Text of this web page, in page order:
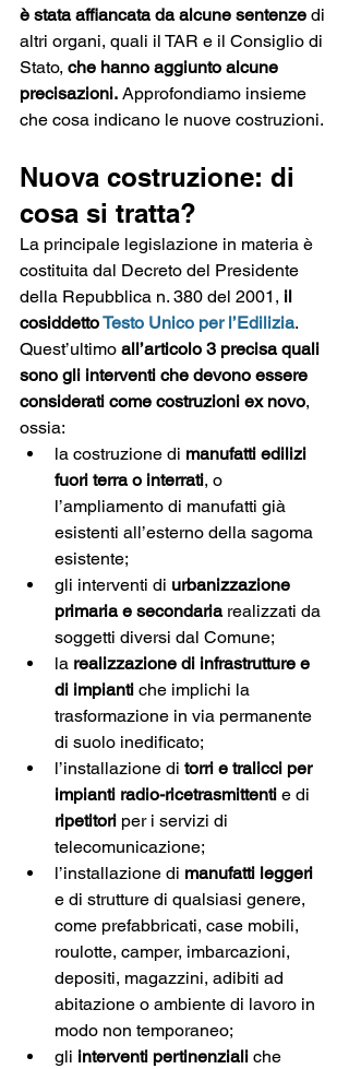
è stata affiancata da alcune sentenze di
altri organi, quali il TAR e il Consiglio di
Stato, che hanno aggiunto alcune
precisazioni. Approfondiamo insieme
che cosa indicano le nuove costruzioni.
Nuova costruzione: di
cosa si tratta?
La principale legislazione in materia è
costituita dal Decreto del Presidente
della Repubblica n. 380 del 2001, il
cosiddetto Testo Unico per l’Edilizia.
Quest’ultimo all’articolo 3 precisa quali
sono gli interventi che devono essere
considerati come costruzioni ex novo,
ossia:
la costruzione di manufatti edilizi
fuori terra o interrati, o
l’ampliamento di manufatti già
esistenti all’esterno della sagoma
esistente;
gli interventi di urbanizzazione
primaria e secondaria realizzati da
soggetti diversi dal Comune;
la realizzazione di infrastrutture e
di impianti che implichi la
trasformazione in via permanente
di suolo inedificato;
l’installazione di torri e tralicci per
impianti radio-ricetrasmittenti e di
ripetitori per i servizi di
telecomunicazione;
l’installazione di manufatti leggeri
e di strutture di qualsiasi genere,
come prefabbricati, case mobili,
roulotte, camper, imbarcazioni,
depositi, magazzini, adibiti ad
abitazione o ambiente di lavoro in
modo non temporaneo;
gli interventi pertinenziali che